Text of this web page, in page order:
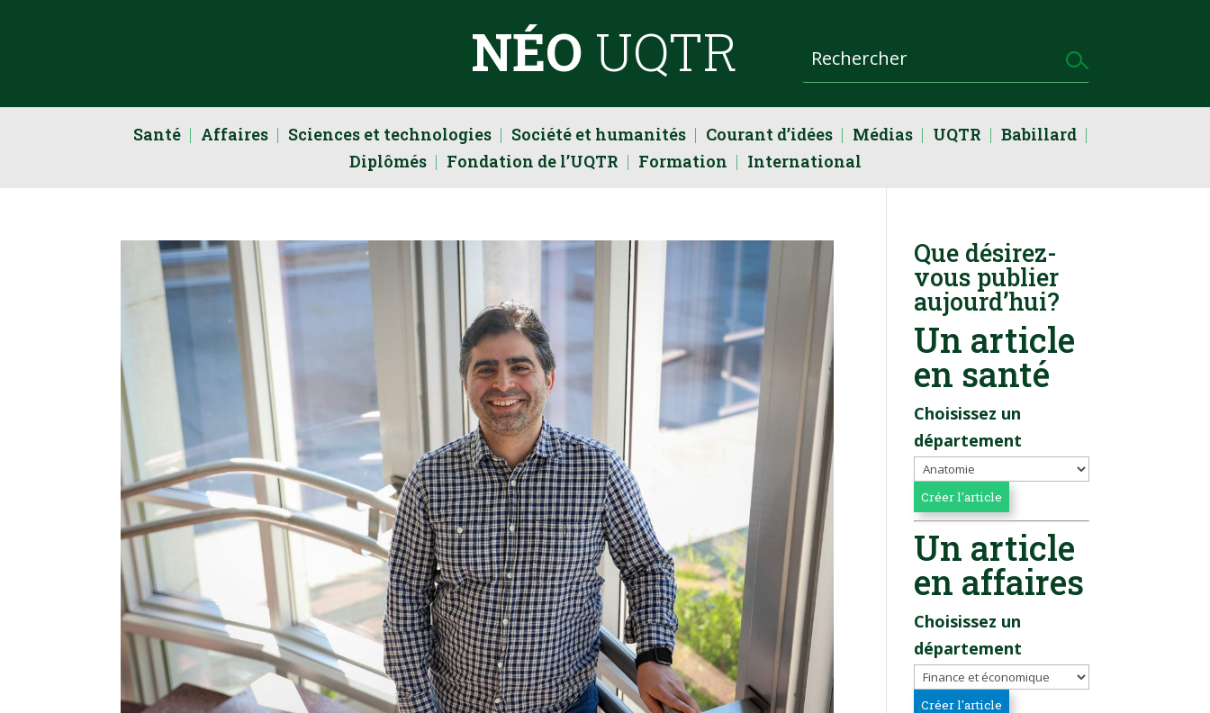
NÉO UQTR
Santé Affaires Sciences et technologies Société et humanités Courant d’idées Médias UQTR
Babillard
Diplômés
Fondation de l’UQTR Formation International
Que désirez-
vous publier
aujourd’hui?
Un article
en santé
Choisissez un
département
Un article
en affaires
Choisissez un
département